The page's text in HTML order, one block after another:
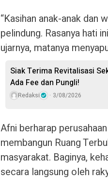
“Kasihan anak-anak dan
pelindung. Rasanya hati
ujarnya, matanya
Siak Terima Revitalisasi
Ada Fee dan Pungli!
Redaksi 3/08/2026
Afni berharap
membangun Ruang
masyarakat. Baginya,
secara langsung oleh